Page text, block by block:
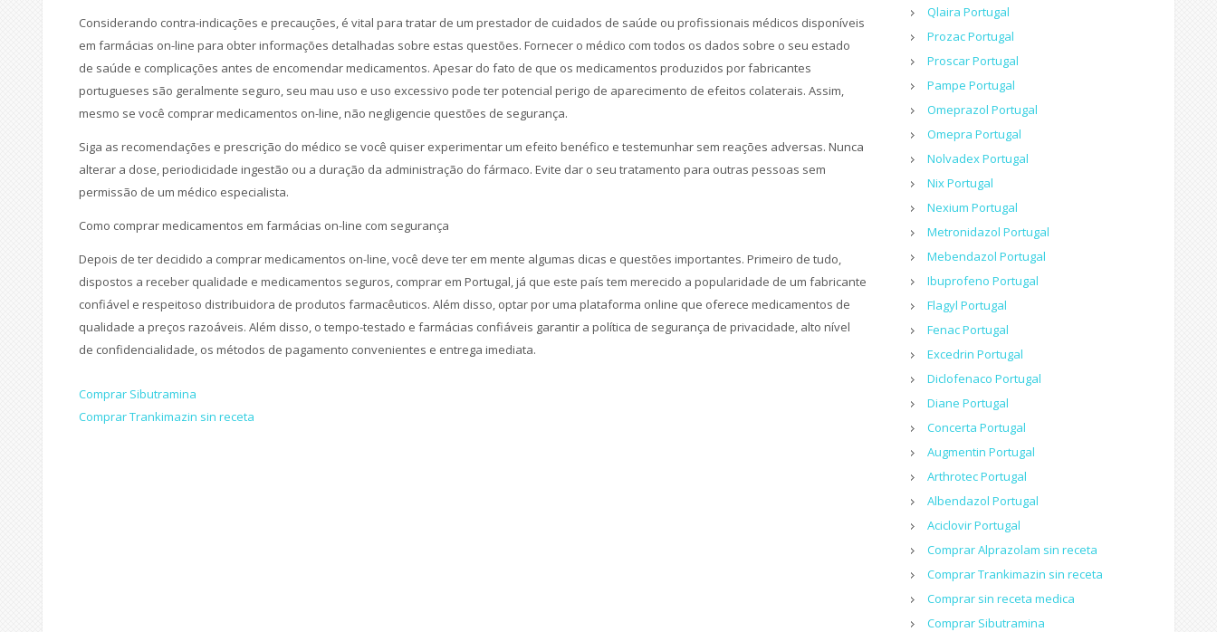
Considerando contra-indicações e precauções, é vital para tratar de um prestador de cuidados de saúde ou profissionais médicos disponíveis
em farmácias on-line para obter informações detalhadas sobre estas questões. Fornecer o médico com todos os dados sobre o seu estado
de saúde e complicações antes de encomendar medicamentos. Apesar do fato de que os medicamentos produzidos por fabricantes
portugueses são geralmente seguro, seu mau uso e uso excessivo pode ter potencial perigo de aparecimento de efeitos colaterais. Assim,
mesmo se você comprar medicamentos on-line, não negligencie questões de segurança.
Siga as recomendações e prescrição do médico se você quiser experimentar um efeito benéfico e testemunhar sem reações adversas. Nunca
alterar a dose, periodicidade ingestão ou a duração da administração do fármaco. Evite dar o seu tratamento para outras pessoas sem
permissão de um médico especialista.
Como comprar medicamentos em farmácias on-line com segurança
Depois de ter decidido a comprar medicamentos on-line, você deve ter em mente algumas dicas e questões importantes. Primeiro de tudo,
dispostos a receber qualidade e medicamentos seguros, comprar em Portugal, já que este país tem merecido a popularidade de um fabricante
confiável e respeitoso distribuidora de produtos farmacêuticos. Além disso, optar por uma plataforma online que oferece medicamentos de
qualidade a preços razoáveis. Além disso, o tempo-testado e farmácias confiáveis garantir a política de segurança de privacidade, alto nível
de confidencialidade, os métodos de pagamento convenientes e entrega imediata.
Navegação
de
Comprar Sibutramina
Comprar Trankimazin sin receta
Qlaira Portugal
Prozac Portugal
Proscar Portugal
Pampe Portugal
Omeprazol Portugal
Omepra Portugal
Nolvadex Portugal
Nix Portugal
Nexium Portugal
Metronidazol Portugal
Mebendazol Portugal
Ibuprofeno Portugal
Flagyl Portugal
Fenac Portugal
Excedrin Portugal
Diclofenaco Portugal
Diane Portugal
Concerta Portugal
Augmentin Portugal
Arthrotec Portugal
Albendazol Portugal
Aciclovir Portugal
Comprar Alprazolam sin receta
Comprar Trankimazin sin receta
Comprar sin receta medica
Comprar Sibutramina